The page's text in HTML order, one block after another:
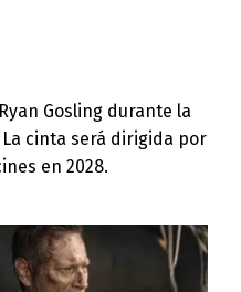
Gosling durante la
La cinta será dirigida por
en 2028.